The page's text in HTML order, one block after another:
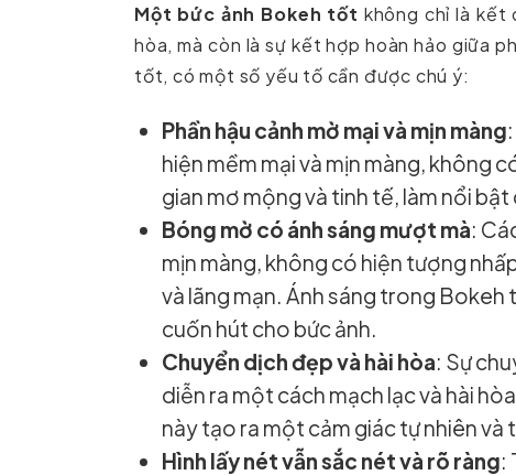
Một bức ảnh Bokeh tốt không chỉ là kết
hòa, mà còn là sự kết hợp hoàn hảo giữa
tốt, có một số yếu tố cần được chú ý:
Phần hậu cảnh mờ mại và mịn màng
hiện mềm mại và mịn màng, không
gian mơ mộng và tinh tế, làm nổi bật
Bóng mờ có ánh sáng mượt mà:
mịn màng, không có hiện tượng
và lãng mạn. Ánh sáng trong
cuốn hút cho bức ảnh.
Chuyển dịch đẹp và hài hòa: Sự
diễn ra một cách mạch lạc và hài
này tạo ra một cảm giác tự nhiên và
Hình lấy nét vẫn sắc nét và rõ ràng: